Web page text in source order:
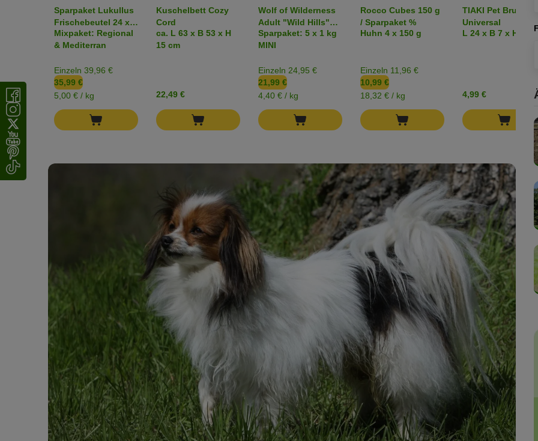
Sparpaket Lukullus
Frischebeutel 24 x
300 g
Mixpaket: Regional
& Mediterran
Einzeln 39,96 €
35,99 €
5,00 € / kg
Kuschelbett Cozy
Cord
ca. L 63 x B 53 x H
15 cm
22,49 €
Wolf of Wilderness
Adult "Wild Hills"
Ente (Top-seller)
Sparpaket: 5 x 1 kg
MINI
Einzeln 24,95 €
21,99 €
4,40 € / kg
Rocco Cubes 150 g
/ Sparpaket %
Huhn 4 x 150 g
Einzeln 11,96 €
10,99 €
18,32 € / kg
TIAKI Pet Brush
Universal
L 24 x B 7 x H 4 cm
4,99 €